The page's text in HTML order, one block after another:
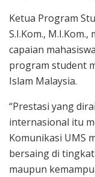
Ketua Program
S.I.Kom.,
capaian
program student
Islam Malaysia.
“Prestasi yang
internasional itu
Komunikasi UMS
bersaing di
maupun